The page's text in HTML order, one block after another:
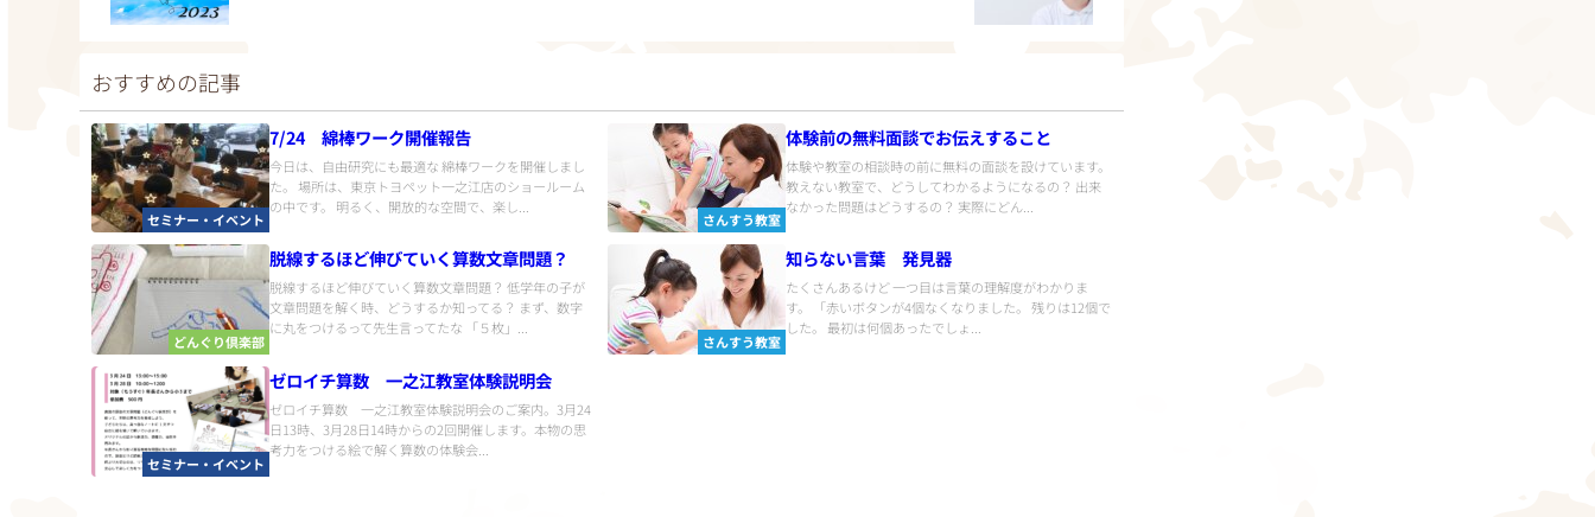
おすすめの記事
セミナー・イベント
7/24 綿棒ワーク開催報告
今日は、自由研究にも最適な 綿棒ワークを開催しまし
た。 場所は、東京トヨペット一之江店のショールーム
の中です。 明るく、開放的な空間で、楽し...
さんすう教室
体験前の無料面談でお伝えすること
体験や教室の相談時の前に無料の面談を設けています。
教えない教室で、どうしてわかるようになるの？ 出来
なかった問題はどうするの？ 実際にどん...
どんぐり倶楽部
脱線するほど伸びていく算数文章問題？
脱線するほど伸びていく算数文章問題？ 低学年の子が
文章問題を解く時、どうするか知ってる？ まず、数字
に丸をつけるって先生言ってたな 「５枚」...
さんすう教室
知らない言葉 発見器
たくさんあるけど 一つ目は言葉の理解度がわかりま
す。 「赤いボタンが4個なくなりました。 残りは12個で
した。 最初は何個あったでしょ...
セミナー・イベント
ゼロイチ算数 一之江教室体験説明会
ゼロイチ算数 一之江教室体験説明会のご案内。3月24
日13時、3月28日14時からの2回開催します。本物の思
考力をつける絵で解く算数の体験会...